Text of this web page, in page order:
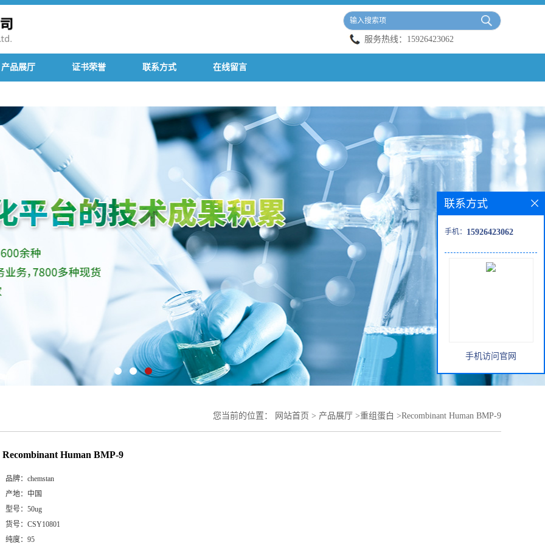
服务热线： 15926423062
产品展厅 证书荣誉 联系方式 在线留言
您当前的位置： 网站首页 > 产品展厅 >重组蛋白 >Recombinant Human BMP-9
Recombinant Human BMP-9
品牌： chemstan
产地： 中国
型号： 50ug
货号： CSY10801
纯度： 95
联系方式
手机： 15926423062
手机访问官网